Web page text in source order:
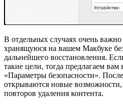
В отдельных случаях очень
хранящуюся на вашем Макбуке
дальнейшего восстановления.
такие цели, тогда предлагаем вам
«Параметры безопасности».
открываются новые
повторов удаления контента.